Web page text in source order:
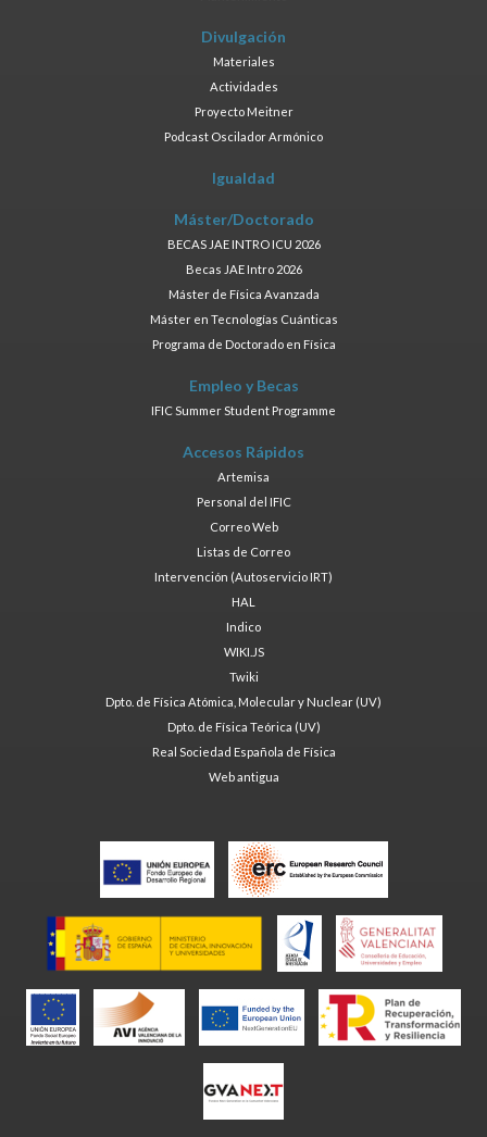
Divulgación
Materiales
Actividades
Proyecto Meitner
Podcast Oscilador Armónico
Igualdad
Máster/Doctorado
BECAS JAE INTRO ICU 2026
Becas JAE Intro 2026
Máster de Física Avanzada
Máster en Tecnologías Cuánticas
Programa de Doctorado en Física
Empleo y Becas
IFIC Summer Student Programme
Accesos Rápidos
Artemisa
Personal del IFIC
Correo Web
Listas de Correo
Intervención (Autoservicio IRT)
HAL
Indico
WIKI.JS
Twiki
Dpto. de Física Atómica, Molecular y Nuclear (UV)
Dpto. de Física Teórica (UV)
Real Sociedad Española de Física
Web antigua